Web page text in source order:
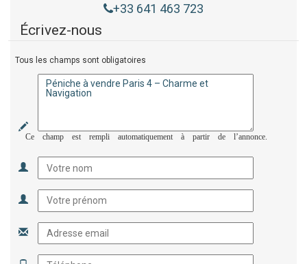
+33 641 463 723
Écrivez-nous
Tous les champs sont obligatoires
Ce champ est rempli automatiquement à partir de l’annonce.